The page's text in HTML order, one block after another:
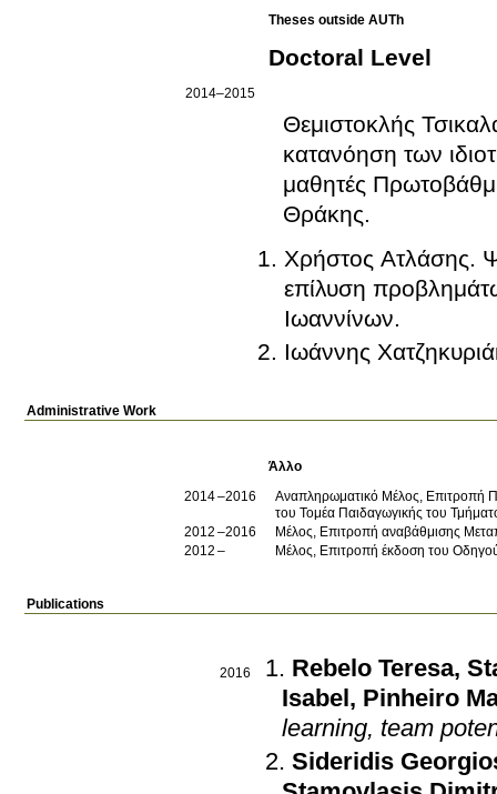
Theses outside AUTh
Doctoral Level
2014–2015
Θεμιστοκλής
κατανόηση των
μαθητές
Θράκης.
Χρήστος Ατλάσης.
επίλυση
Ιωαννίνων.
Ιωάννης
Administrative Work
Άλλο
2014
2016
Αναπληρωματικό Μέλος, Επιτροπή
του Τομέα Παιδαγωγικής του
2012
2016
Μέλος, Επιτροπή αναβάθμισης
2012
Μέλος, Επιτροπή έκδοση του
Publications
2016 Rebelo Teresa,
Isabel , Pinheiro
learning, team
Sideridis